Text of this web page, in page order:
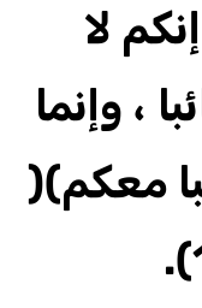
لا
، وإنما
معكم)(